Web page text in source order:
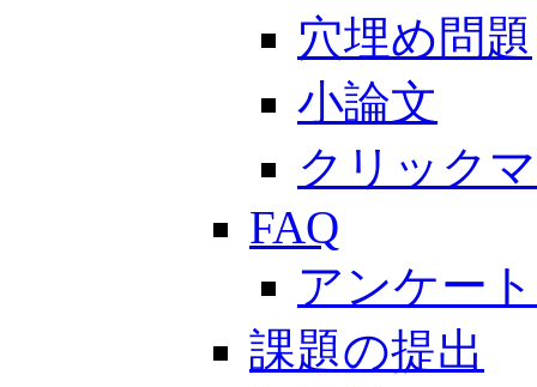
穴埋め問題
小論文
クリック
FAQ
アンケー
課題の提出